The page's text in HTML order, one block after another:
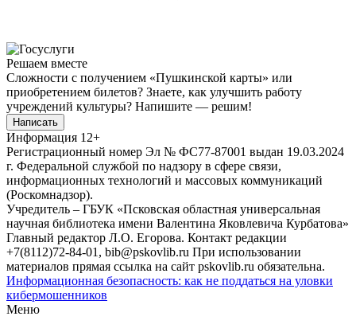
Решаем вместе
Сложности с получением «Пушкинской карты» или
приобретением билетов? Знаете, как улучшить работу
учреждений культуры? Напишите — решим!
Написать
Информация 12+
Регистрационный номер Эл № ФС77-87001 выдан 19.03.2024
г. Федеральной службой по надзору в сфере связи,
информационных технологий и массовых коммуникаций
(Роскомнадзор).
Учредитель – ГБУК «Псковская областная универсальная
научная библиотека имени Валентина Яковлевича Курбатова»
Главный редактор Л.О. Егорова. Контакт редакции
+7(8112)72-84-01, bib@pskovlib.ru При использовании
материалов прямая ссылка на сайт pskovlib.ru обязательна.
Информационная безопасность: как не поддаться на уловки
кибермошенников
Меню